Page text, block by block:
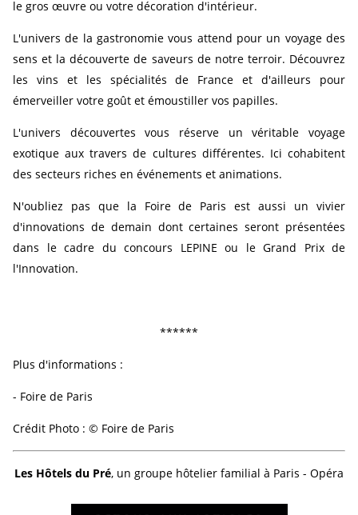
le gros œuvre ou votre décoration d'intérieur.
L'univers de la gastronomie vous attend pour un voyage des
sens et la découverte de saveurs de notre terroir. Découvrez
les vins et les spécialités de France et d'ailleurs pour
émerveiller votre goût et émoustiller vos papilles.
L'univers découvertes vous réserve un véritable voyage
exotique aux travers de cultures différentes. Ici cohabitent
des secteurs riches en événements et animations.
N'oubliez pas que la Foire de Paris est aussi un vivier
d'innovations de demain dont certaines seront présentées
dans le cadre du concours LEPINE ou le Grand Prix de
l'Innovation.
******
Plus d'informations :
- Foire de Paris
Crédit Photo : © Foire de Paris
Les Hôtels du Pré, un groupe hôtelier familial à Paris - Opéra